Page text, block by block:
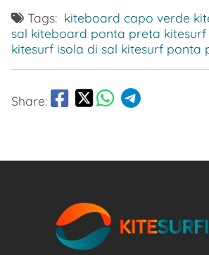
Tags: kiteboard capo verde
sal kiteboard ponta preta
kitesurf isola di sal kitesurf ponta
Share: